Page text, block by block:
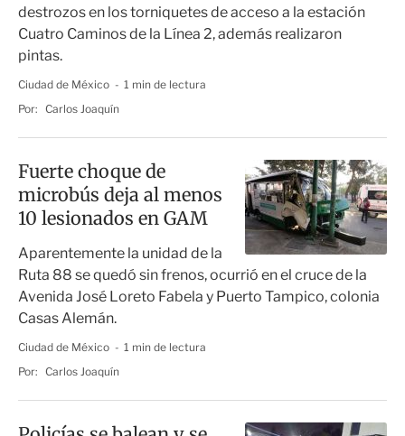
destrozos en los torniquetes de acceso a la estación
Cuatro Caminos de la Línea 2, además realizaron
pintas.
Ciudad de México
1 min de lectura
Por: Carlos Joaquín
Fuerte choque de
microbús deja al menos
10 lesionados en GAM
Aparentemente la unidad de la
Ruta 88 se quedó sin frenos, ocurrió en el cruce de la
Avenida José Loreto Fabela y Puerto Tampico, colonia
Casas Alemán.
Ciudad de México
1 min de lectura
Por: Carlos Joaquín